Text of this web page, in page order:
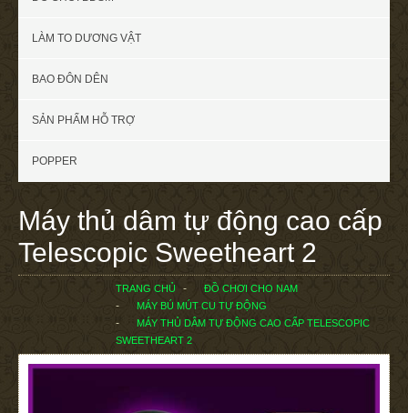
LÀM TO DƯƠNG VẬT
BAO ĐÔN DÊN
SẢN PHẨM HỖ TRỢ
POPPER
Máy thủ dâm tự động cao cấp
Telescopic Sweetheart 2
TRANG CHỦ
ĐỒ CHƠI CHO NAM
MÁY BÚ MÚT CU TỰ ĐỘNG
MÁY THỦ DÂM TỰ ĐỘNG CAO CẤP TELESCOPIC
SWEETHEART 2